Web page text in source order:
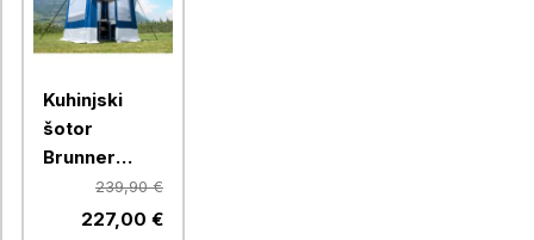
Kuhinjski
šotor
Brunner
GUSTO II
0425996N.C30,
239,90 €
227,00 €